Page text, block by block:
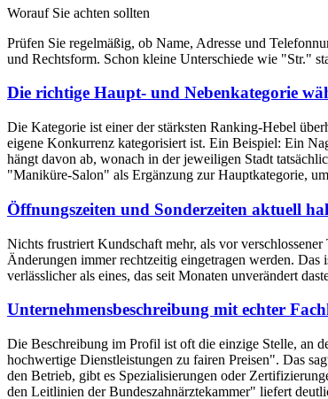
Worauf Sie achten sollten
Prüfen Sie regelmäßig, ob Name, Adresse und
und Rechtsform. Schon kleine Unterschiede wie "Str."
Die richtige Haupt- und Nebenkategorie
Die Kategorie ist einer der stärksten Ranking-Hebel
eigene Konkurrenz kategorisiert ist. Ein Beispiel: Ein
hängt davon ab, wonach in der jeweiligen Stadt
"Maniküre-Salon" als Ergänzung zur Hauptkategorie,
Öffnungszeiten und Sonderzeiten aktuell
Nichts frustriert Kundschaft mehr, als vor
Änderungen immer rechtzeitig eingetragen werden.
verlässlicher als eines, das seit Monaten unverändert
Unternehmensbeschreibung mit echter
Die Beschreibung im Profil ist oft die einzige Stelle, an
hochwertige Dienstleistungen zu fairen Preisen". Das
den Betrieb, gibt es Spezialisierungen oder
den Leitlinien der Bundeszahnärztekammer" liefert